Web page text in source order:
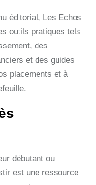
éditorial, Les Echos
outils pratiques tels
des
et des guides
placements et à
débutant ou
est une ressource